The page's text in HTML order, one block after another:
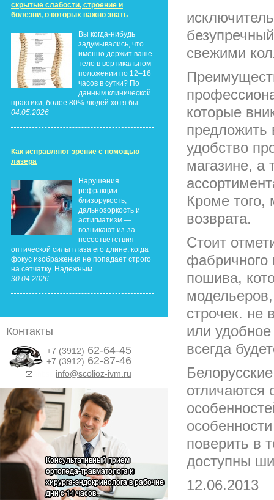
скрытые слабости, строение и
болезни, о которых важно знать
Вы когда-нибудь
задумывались, что
именно держит ваше
тело в вертикальном
положении по 12–16
часов в сутки? По
данным клинической
практики, более 80% людей хотя бы
04.05.2026
Как исправляют зрение с помощью
лазера
Нарушения
рефракции —
близорукость,
дальнозоркость и
астигматизм —
возникают из-за
несоответствия
оптической силы глаза его длине, когда
фокус изображения не попадает строго
на сетчатку. Надежным
30.04.2026
Контакты
+7 (3912) 62-64-45
+7 (3912) 62-87-46
info@scolioz-ivm.ru
свежими
которые
предложить
удобство
магазине, а
Кроме того,
возврата.
Стоит
фабричного
пошива,
строчек. не
или
всегда
отличаются
поверить в
доступны
12.06.2013